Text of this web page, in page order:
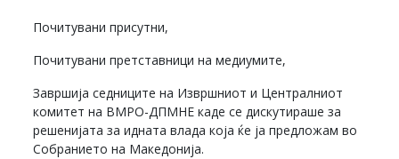
Почитувани присутни,
Почитувани претставници на медиумите,
Завршија седниците на Извршниот и Централниот
комитет на ВМРО-ДПМНЕ каде се дискутираше за
решенијата за идната влада која ќе ја предложам во
Собранието на Македонија.